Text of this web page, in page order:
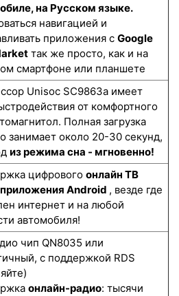
на Русском языке.
навигацией и
приложения с Google
так же просто, как и на
смартфоне или планшете
Unisoc SC9863a имеет
от комфортного
Полная загрузка
занимает около 20-30 секунд,
из режима сна - мгновенно!
цифрового онлайн ТВ
Android , везде где
интернет и на любой
автомобиля!
чип QN8035 или
с поддержкой RDS
онлайн-радио: тысячи